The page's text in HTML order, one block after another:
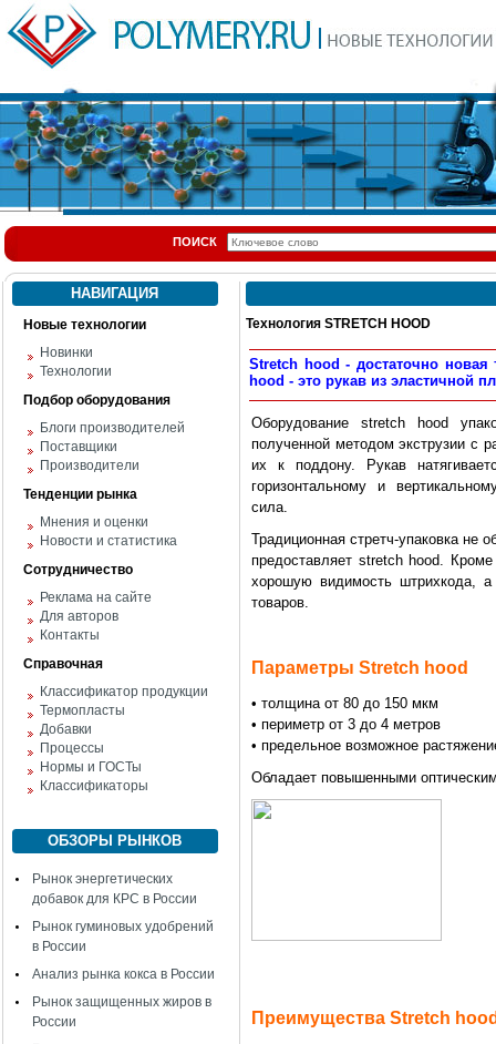
ПОИСК
НАВИГАЦИЯ
Новые технологии
Новинки
Технологии
Подбор оборудования
Блоги производителей
Поставщики
Производители
Тенденции рынка
Мнения и оценки
Новости и статистика
Сотрудничество
Реклама на сайте
Для авторов
Контакты
Справочная
Классификатор продукции
Термопласты
Добавки
Процессы
Нормы и ГОСТы
Классификаторы
ОБЗОРЫ РЫНКОВ
Рынок энергетических
добавок для КРС в России
Рынок гуминовых удобрений
в России
Анализ рынка кокса в России
Рынок защищенных жиров в
России
Технология STRETCH HOOD
Stretch hood - достаточно новая
hood - это рукав из эластичной
Оборудование stretch hood
полученной методом экструзии с
их к поддону. Рукав
горизонтальному и
сила.
Традиционная стретч-упаковка не
предоставляет stretch hood.
хорошую видимость штрихкода, а
товаров.
Параметры Stretch hood
• толщина от 80 до 150 мкм
• периметр от 3 до 4 метров
• предельное возможное
Обладает повышенными
Преимущества Stretch